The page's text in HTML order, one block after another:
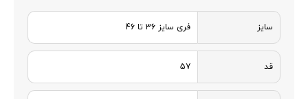
سایز فری سایز 36 تا 46
قد 57